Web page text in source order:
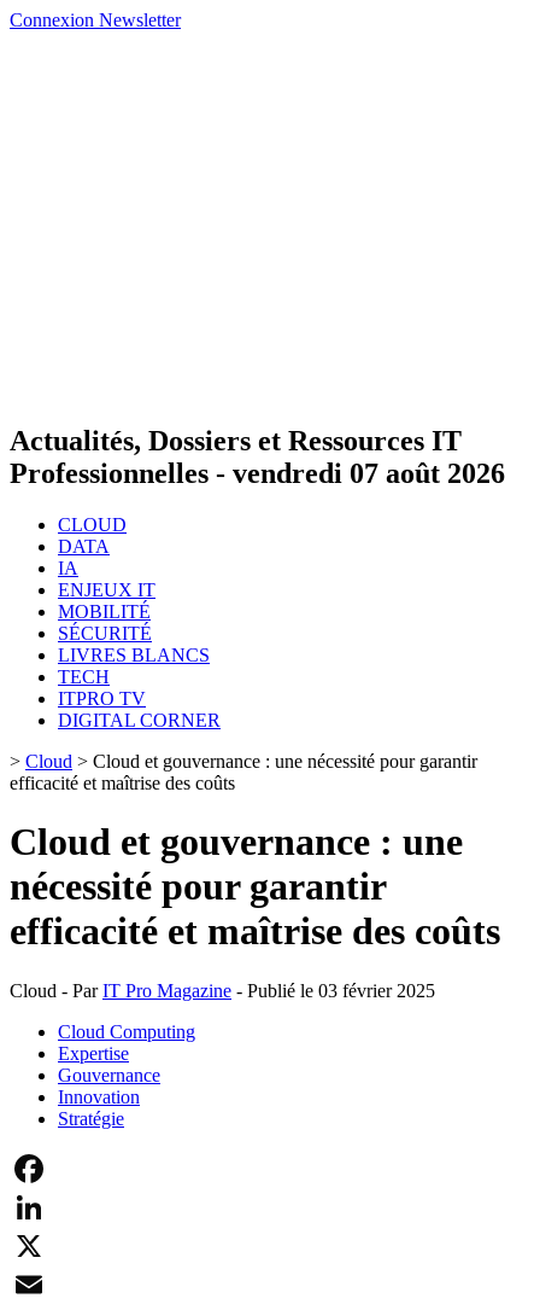
Connexion Newsletter
Actualités, Dossiers et Ressources IT
Professionnelles - vendredi 07 août 2026
CLOUD
DATA
IA
ENJEUX IT
MOBILITÉ
SÉCURITÉ
LIVRES BLANCS
TECH
ITPRO TV
DIGITAL CORNER
> Cloud > Cloud et gouvernance : une nécessité pour garantir
efficacité et maîtrise des coûts
Cloud et gouvernance : une
nécessité pour garantir
efficacité et maîtrise des coûts
Cloud - ParIT Pro Magazine - Publié le 03 février 2025
Cloud Computing
Expertise
Gouvernance
Innovation
Stratégie
Facebook
LinkedIn
X